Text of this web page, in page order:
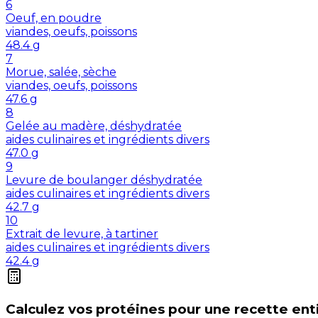
6
Oeuf, en poudre
viandes, oeufs, poissons
48.4 g
7
Morue, salée, sèche
viandes, oeufs, poissons
47.6 g
8
Gelée au madère, déshydratée
aides culinaires et ingrédients divers
47.0 g
9
Levure de boulanger déshydratée
aides culinaires et ingrédients divers
42.7 g
10
Extrait de levure, à tartiner
aides culinaires et ingrédients divers
42.4 g
Calculez vos protéines pour une recette